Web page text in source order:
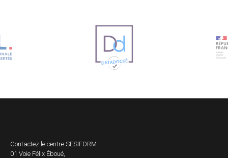
Contactez le centre SESIFORM
01 Voie Félix Éboué,